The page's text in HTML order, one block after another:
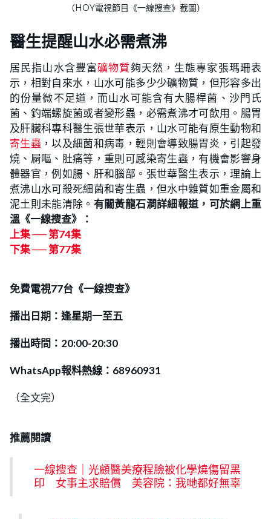
（HOY電視節目《一線搜查》截圖）
醫生提醒山水必需煮沸
居民指山水含豐富礦物質夠天然，生態專家張瑪珊表
示，相對自來水，山水可能多少少礦物質，但形容多出
的份量微不足道，而山水可能含有大腸桿菌、沙門氏
菌、釣端螺旋菌或者變形蟲，必需煮沸才可飲用。腸胃
及肝臟科專科醫生張世華表示，山水可能有原生動物和
寄生蟲 ，以及細菌和病毒，輕則會導致腸胃炎，引起發
燒、屙嘔、肚痛等，重則可感染寄生蟲，有機會影響身
體器官，例如腸、肝和腦部。張世華醫生表示，理論上
煮沸山水可殺死細菌和寄生蟲，但水中雜質如重金屬和
泥土則未能清除。 有關黃龍石澗詳細報道，可於網上重
溫《一線搜查》：
上集 ── 第74集
下集 ── 第77集
免費電視77台《一線搜查》
播出日期：逢星期一至五
播出時間：20:00-20:30
WhatsApp報料熱線：68960931
（全文完）
推薦閱讀
一線搜查｜光顧醫美療程臉被化學燒傷留黑
印 女事主求賠償 美容院：我哋都好無辜